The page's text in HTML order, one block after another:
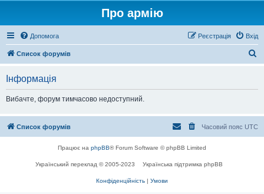
Про армію
Допомога Вхід
Реєстрація
Список форумів
Інформація
Вибачте, форум тимчасово недоступний.
Список форумів Часовий пояс UTC
Працює на phpBB® Forum Software © phpBB Limited
Український переклад © 2005-2023 Українська підтримка phpBB
Конфіденційність | Умови